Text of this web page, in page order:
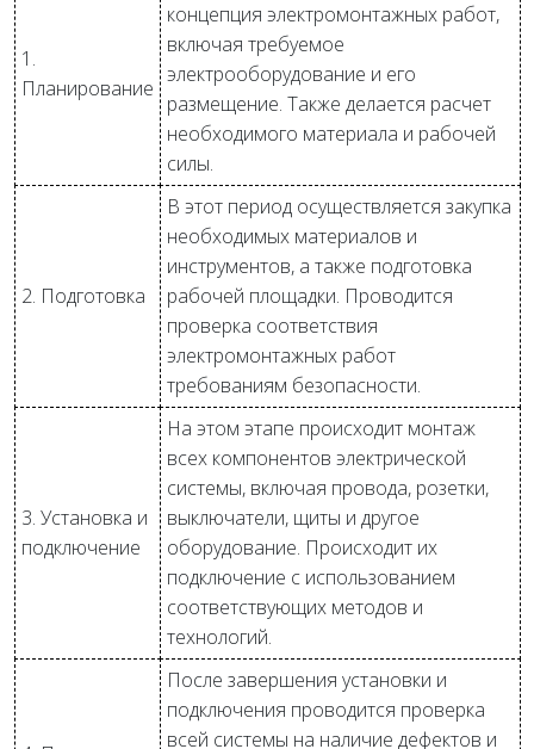
1.
Планирование
концепция электромонтажных работ,
включая требуемое
электрооборудование и его
размещение. Также делается расчет
необходимого материала и рабочей
силы.
2. Подготовка
В этот период осуществляется закупка
необходимых материалов и
инструментов, а также подготовка
рабочей площадки. Проводится
проверка соответствия
электромонтажных работ
требованиям безопасности.
3. Установка и
подключение
На этом этапе происходит монтаж
всех компонентов электрической
системы, включая провода, розетки,
выключатели, щиты и другое
оборудование. Происходит их
подключение с использованием
соответствующих методов и
технологий.
После завершения установки и
подключения проводится проверка
всей системы на наличие дефектов и